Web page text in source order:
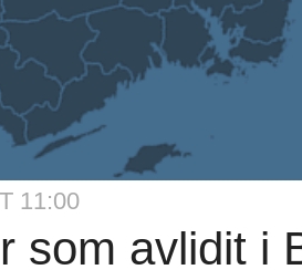
11:00
som avlidit i